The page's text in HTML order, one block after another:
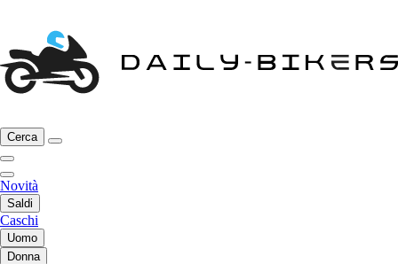
Cerca
Novità
Saldi
Caschi
Uomo
Donna